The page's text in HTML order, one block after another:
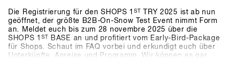
Die Registrierung für den SHOPS 1ST
TRY 2025 ist ab nun
geöffnet, der größte B2B-On-Snow Test Event nimmt Form
an. Meldet euch bis zum 28 novembre 2025 über die
SHOPS 1 ST
BASE an und profitiert vom Early-Bird-Package
für Shops. Schaut im FAQ vorbei und erkundigt euch über
Unterkünfte, Anreise und Programm. Wir können es gar